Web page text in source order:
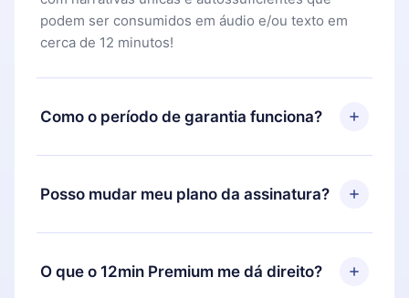
podem ser consumidos em áudio e/ou texto em
cerca de 12 minutos!
Como o período de garantia funciona?
Você pode baixar nosso aplicativo e começar a
aproveitar nossa biblioteca. Se por algum motivo
não ficar satisfeito com nossa plataforma, basta
e solicitar o reembolso do valor. Você receberá
Posso mudar meu plano da assinatura?
Sim, mas a mudança só se aplicará a partir do
próximo período de cobrança. Por exemplo, se
você decidiu mudar sua assinatura mensal para
O que o 12min Premium me dá direito?